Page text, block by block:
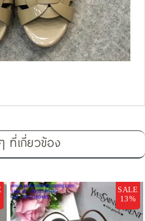
ที่เกี่ยวข้อง
SALE
13%